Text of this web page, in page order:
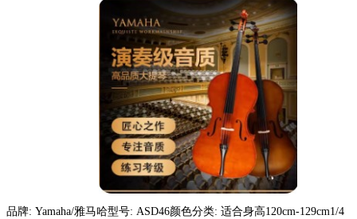
品牌: Yamaha/雅马哈型号: ASD46颜色分类: 适合身高120cm-129cm1/4